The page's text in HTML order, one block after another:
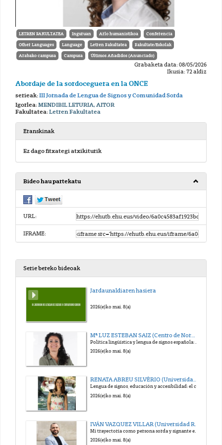
LETREN FAKULTATEA Inguruan Arlo humanistikoa Conferencia
Other Languages Language Letren Fakultatea Fakultate/Eskolak
Arabako campusa Campusa Últimos Añadidos (Anunciado)
Grabaketa data: 08/05/2026
Ikusia: 72 aldiz
Abordaje de la sordoceguera en la ONCE
serieak:III Jornada de Lengua de Signos y Comunidad Sorda
Igorlea:MENDIBIL LETURIA, AITOR
Fakultatea:Letren Fakultatea
Eranskinak
Ez dago fitxategi atxikiturik
Bideo hau partekatu
URL:
IFRAME:
Serie bereko bideoak
Jardaunaldiaren hasiera
2026(e)ko mai. 8(a)
Política lingüística y lengua de signos española: una mirada etnográfica crítica
2026(e)ko mai. 8(a)
RENATA ABREU SILVÉRIO (Universidade Estadual do Ceará, Brasil)
2026(e)ko mai. 8(a)
Mi trayectoria como persona sorda y signante en el sistema educativo
2026(e)ko mai. 8(a)